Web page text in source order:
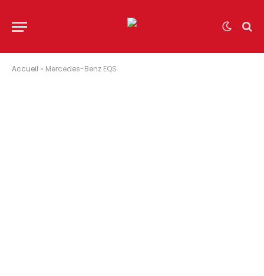
Accueil » Mercedes-Benz EQS